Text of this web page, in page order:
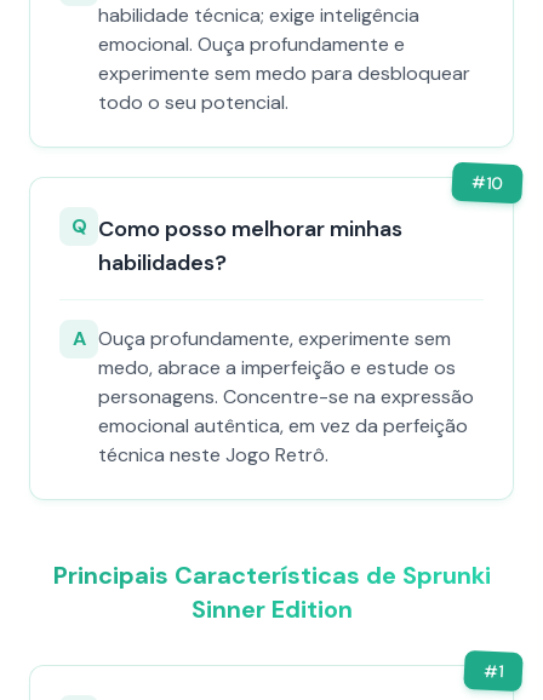
habilidade técnica; exige inteligência
emocional. Ouça profundamente e
experimente sem medo para desbloquear
todo o seu potencial.
#10
Q Como posso melhorar minhas
habilidades?
A Ouça profundamente, experimente sem
medo, abrace a imperfeição e estude os
personagens. Concentre-se na expressão
emocional autêntica, em vez da perfeição
técnica neste Jogo Retrô.
Principais Características de Sprunki
Sinner Edition
#1